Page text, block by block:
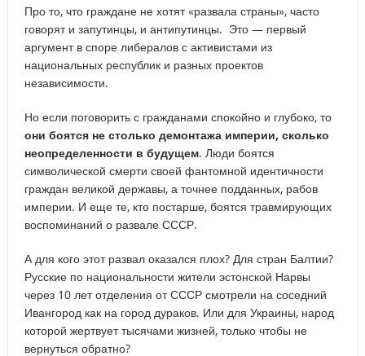
Про то, что граждане не хотят «развала страны», часто
говорят и запутинцы, и антипутинцы. Это — первый
аргумент в споре либералов с активистами из
национальных республик и разных проектов
независимости.
Но если поговорить с гражданами спокойно и глубоко, то
они боятся не столько демонтажа империи, сколько
неопределенности в будущем. Люди боятся
символической смерти своей фантомной идентичности
граждан великой державы, а точнее подданных, рабов
империи. И еще те, кто постарше, боятся травмирующих
воспоминаний о развале СССР.
А для кого этот развал оказался плох? Для стран Балтии?
Русские по национальности жители эстонской Нарвы
через 10 лет отделения от СССР смотрели на соседний
Ивангород как на город дураков. Или для Украины, народ
которой жертвует тысячами жизней, только чтобы не
вернуться обратно?